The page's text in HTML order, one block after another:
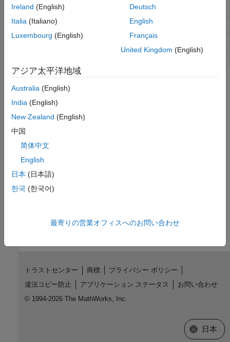
current portfolio
instrangefloat Construct range note instrument
instswap Construct swap instrument
Topics
Instrument Construction and Portfolio Management Using
You can create instruments and manage a collection of
instruments as a portfolio using functions.
Interest-rate instrument functions supported by Financial
Instruments Toolbox™.
Ireland (English)
Italia (Italiano)
Luxembourg (English)
Deutsch
English
Français
United Kingdom (English)
アジア太平洋地域
Australia (English)
India (English)
New Zealand (English)
中国
简体中文
English
日本 (日本語)
한국 (한국어)
最寄りの営業オフィスへのお問い合わせ
トラストセンター 商標
プライバシー ポリシー
違法コピー防止
アプリケーション ステータス
お問い合わせ
© 1994-2026 The MathWorks, Inc.
Web サイ
日本